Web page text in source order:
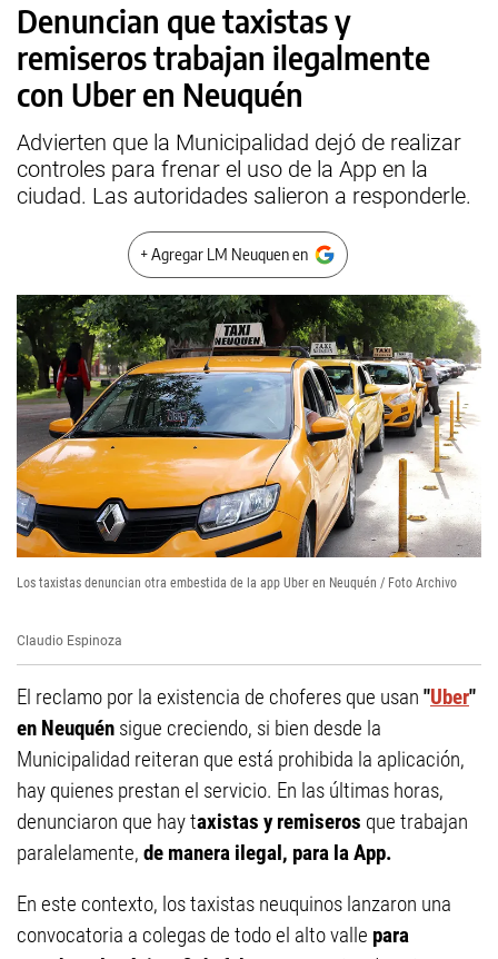
Denuncian que taxistas y
remiseros trabajan ilegalmente
con Uber en Neuquén
Advierten que la Municipalidad dejó de realizar
controles para frenar el uso de la App en la
ciudad. Las autoridades salieron a responderle.
+ Agregar LM Neuquen en
Los taxistas denuncian otra embestida de la app Uber en Neuquén / Foto Archivo
Claudio Espinoza
El reclamo por la existencia de choferes que usan "Uber"
en Neuquén sigue creciendo, si bien desde la
Municipalidad reiteran que está prohibida la aplicación,
hay quienes prestan el servicio. En las últimas horas,
denunciaron que hay taxistas y remiseros que trabajan
paralelamente, de manera ilegal, para la App.
En este contexto, los taxistas neuquinos lanzaron una
convocatoria a colegas de todo el alto valle para